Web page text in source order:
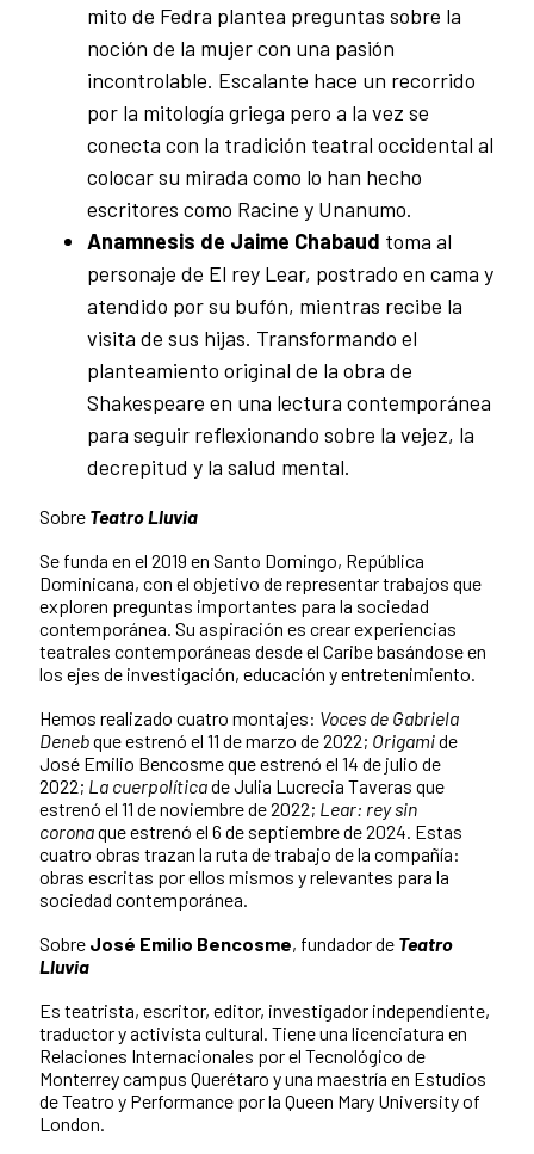
mito de Fedra plantea preguntas sobre la
noción de la mujer con una pasión
incontrolable. Escalante hace un recorrido
por la mitología griega pero a la vez se
conecta con la tradición teatral occidental al
colocar su mirada como lo han hecho
escritores como Racine y Unanumo.
Anamnesis de Jaime Chabaud toma al
personaje de El rey Lear, postrado en cama y
atendido por su bufón, mientras recibe la
visita de sus hijas. Transformando el
planteamiento original de la obra de
Shakespeare en una lectura contemporánea
para seguir reflexionando sobre la vejez, la
decrepitud y la salud mental.
Sobre Teatro Lluvia
Se funda en el 2019 en Santo Domingo, República
Dominicana, con el objetivo de representar trabajos que
exploren preguntas importantes para la sociedad
contemporánea. Su aspiración es crear experiencias
teatrales contemporáneas desde el Caribe basándose en
los ejes de investigación, educación y entretenimiento.
Hemos realizado cuatro montajes: Voces de Gabriela
Denebque estrenó el 11 de marzo de 2022; Origamide
José Emilio Bencosme que estrenó el 14 de julio de
2022; La cuerpolíticade Julia Lucrecia Taveras que
estrenó el 11 de noviembre de 2022; Lear: rey sin
coronaque estrenó el 6 de septiembre de 2024. Estas
cuatro obras trazan la ruta de trabajo de la compañía:
obras escritas por ellos mismos y relevantes para la
sociedad contemporánea.
Sobre José Emilio Bencosme, fundador de Teatro
Lluvia
Es teatrista, escritor, editor, investigador independiente,
traductor y activista cultural. Tiene una licenciatura en
Relaciones Internacionales por el Tecnológico de
Monterrey campus Querétaro y una maestría en Estudios
de Teatro y Performance por la Queen Mary University of
London.